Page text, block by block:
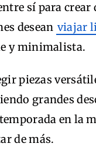
sí para
desean viajar
y minimalista.
piezas
grandes
en la
de más.